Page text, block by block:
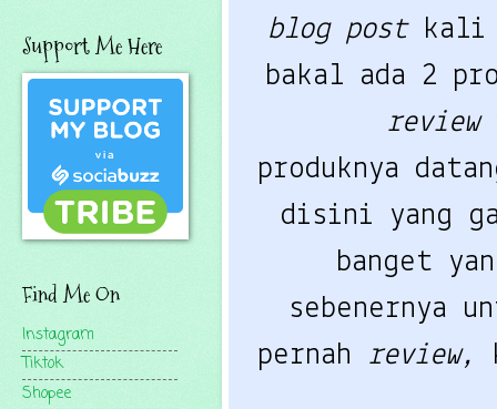
blog post kali
bakal ada 2
review
produknya
disini yang
banget
sebenernya
pernah review,
Support Me Here
Find Me On
Instagram
Tiktok
Shopee